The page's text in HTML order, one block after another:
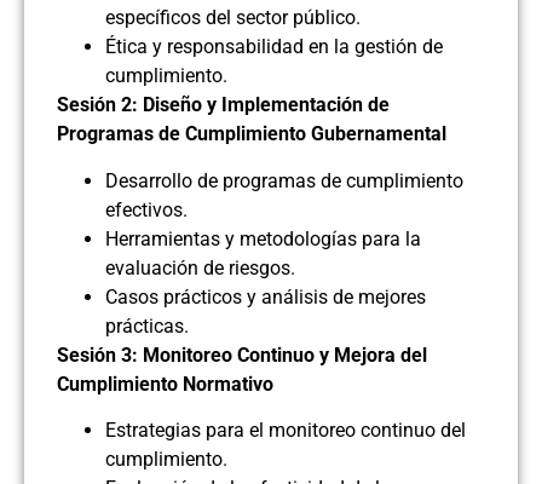
específicos del sector público.
Ética y responsabilidad en la gestión de
cumplimiento.
Sesión 2: Diseño y Implementación de
Programas de Cumplimiento Gubernamental
Desarrollo de programas de cumplimiento
efectivos.
Herramientas y metodologías para la
evaluación de riesgos.
Casos prácticos y análisis de mejores
prácticas.
Sesión 3: Monitoreo Continuo y Mejora del
Cumplimiento Normativo
Estrategias para el monitoreo continuo del
cumplimiento.